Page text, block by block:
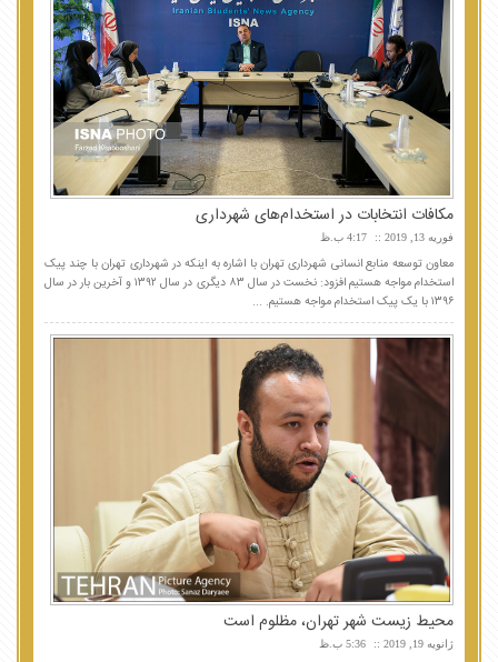
مکافات انتخابات در استخدام‌های شهرداری
فوریه 13, 2019 4:17 ب.ظ
معاون توسعه منابع انسانی شهرداری تهران با اشاره به اینکه در شهرداری تهران با چند پیک
استخدام مواجه هستیم افزود: نخست در سال ۸۳ دیگری در سال ۱۳۹۲ و آخرین بار در سال
۱۳۹۶ با یک پیک استخدام مواجه هستیم. ...
محیط زیست شهر تهران، مظلوم است
ژانویه 19, 2019 5:36 ب.ظ